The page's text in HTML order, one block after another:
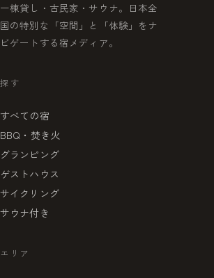
一棟貸し・古民家・サウナ。日本全
国の特別な「空間」と「体験」をナ
ビゲートする宿メディア。
探す
すべての宿
BBQ・焚き火
グランピング
ゲストハウス
サイクリング
サウナ付き
エリア